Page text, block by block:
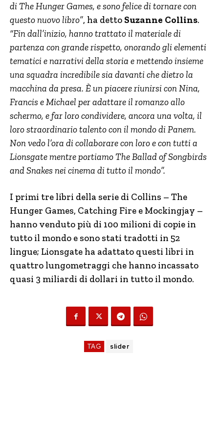
di The Hunger Games, e sono felice di tornare con
questo nuovo libro”, ha detto Suzanne Collins.
“Fin dall’inizio, hanno trattato il materiale di
partenza con grande rispetto, onorando gli elementi
tematici e narrativi della storia e mettendo insieme
una squadra incredibile sia davanti che dietro la
macchina da presa. È un piacere riunirsi con Nina,
Francis e Michael per adattare il romanzo allo
schermo, e far loro condividere, ancora una volta, il
loro straordinario talento con il mondo di Panem.
Non vedo l’ora di collaborare con loro e con tutti a
Lionsgate mentre portiamo The Ballad of Songbirds
and Snakes nei cinema di tutto il mondo”.
I primi tre libri della serie di Collins – The
Hunger Games, Catching Fire e Mockingjay –
hanno venduto più di 100 milioni di copie in
tutto il mondo e sono stati tradotti in 52
lingue; Lionsgate ha adattato questi libri in
quattro lungometraggi che hanno incassato
quasi 3 miliardi di dollari in tutto il mondo.
TAG slider